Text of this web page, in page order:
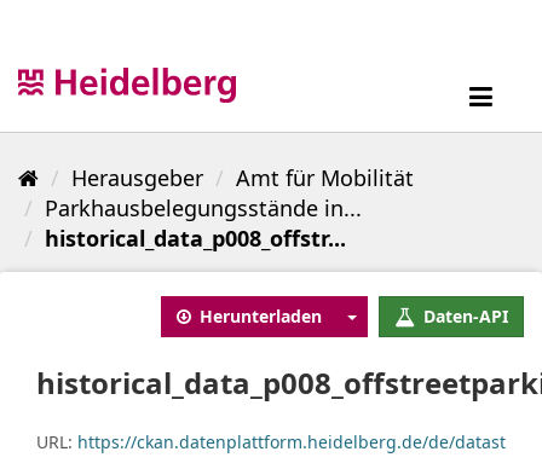
Herausgeber
Amt für Mobilität
Parkhausbelegungsstände in...
historical_data_p008_offstr...
Herunterladen Daten-API
URL: https://ckan.datenplattform.heidelberg.de/de/datastore/